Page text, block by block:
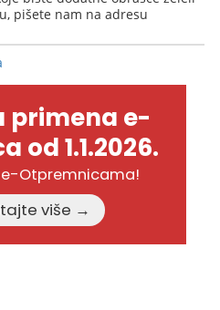
pišete nam na adresu
primena e-
od 1.1.2026.
e-Otpremnicama!
Pročitajte više →